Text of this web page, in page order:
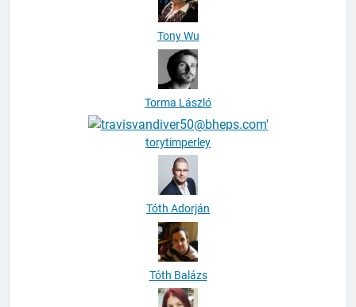
Tony Wu
Torma László
torytimperley
Tóth Adorján
Tóth Balázs